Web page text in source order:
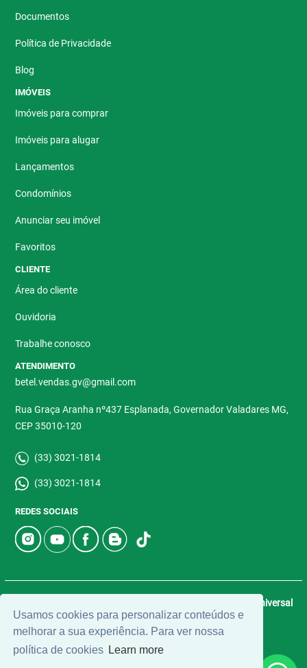
Usamos cookies para personalizar conteúdos e
melhorar a sua experiência. Para ver nossa
política de cookies Learn more
Documentos
Política de Privacidade
Blog
IMÓVEIS
Imóveis para comprar
Imóveis para alugar
Lançamentos
Condomínios
Anunciar seu imóvel
Favoritos
CLIENTE
Área do cliente
Ouvidoria
Trabalhe conosco
ATENDIMENTO
betel.vendas.gv@gmail.com
Rua Graça Aranha nº437 Esplanada, Governador Valadares MG,
CEP 35010-120
(33) 3021-1814
(33) 3021-1814
REDES SOCIAIS
Universal
Software.